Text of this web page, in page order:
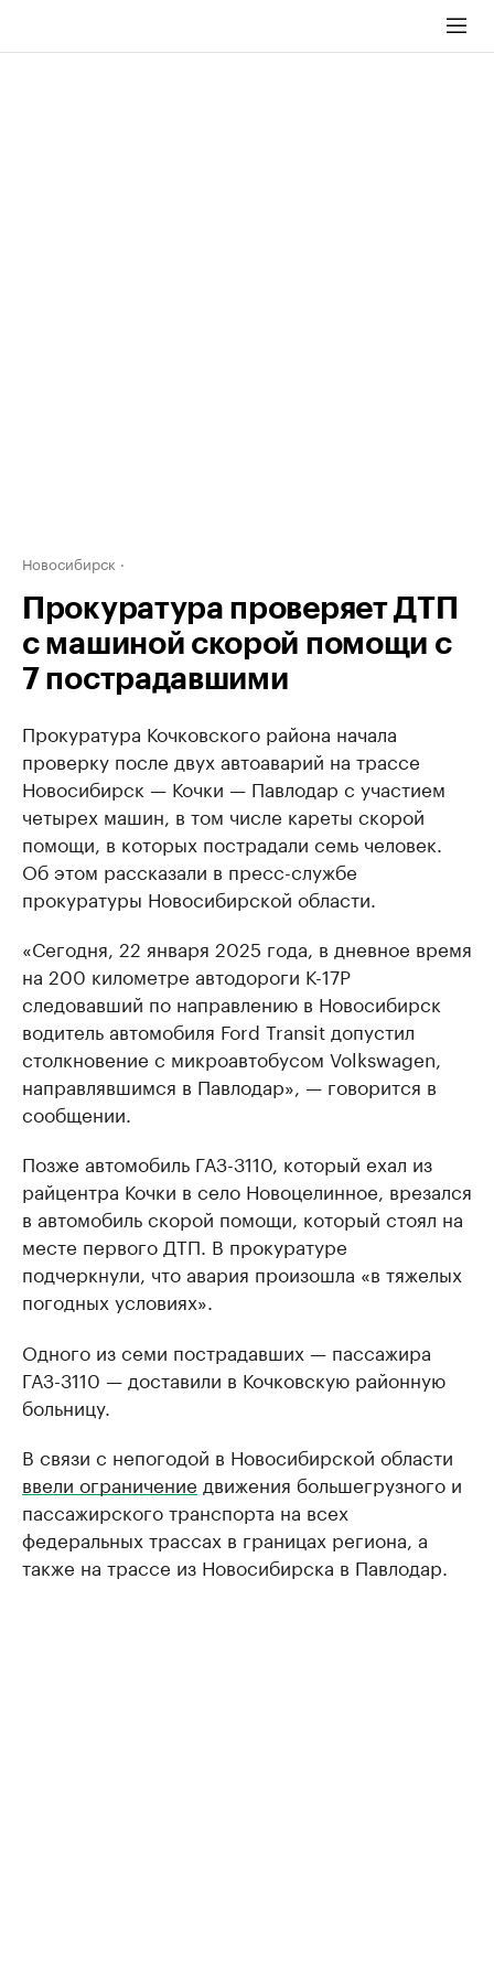
Новосибирск
Прокуратура проверяет ДТП
с машиной скорой помощи с
7 пострадавшими
Прокуратура Кочковского района начала
проверку после двух автоаварий на трассе
Новосибирск — Кочки — Павлодар с участием
четырех машин, в том числе кареты скорой
помощи, в которых пострадали семь человек.
Об этом рассказали в пресс-службе
прокуратуры Новосибирской области.
«Сегодня, 22 января 2025 года, в дневное время
на 200 километре автодороги К-17Р
следовавший по направлению в Новосибирск
водитель автомобиля Ford Transit допустил
столкновение с микроавтобусом Volkswagen,
направлявшимся в Павлодар», — говорится в
сообщении.
Позже автомобиль ГАЗ-3110, который ехал из
райцентра Кочки в село Новоцелинное, врезался
в автомобиль скорой помощи, который стоял на
месте первого ДТП. В прокуратуре
подчеркнули, что авария произошла «в тяжелых
погодных условиях».
Одного из семи пострадавших — пассажира
ГАЗ-3110 — доставили в Кочковскую районную
больницу.
В связи с непогодой в Новосибирской области
ввели ограничение движения большегрузного и
пассажирского транспорта на всех
федеральных трассах в границах региона, а
также на трассе из Новосибирска в Павлодар.